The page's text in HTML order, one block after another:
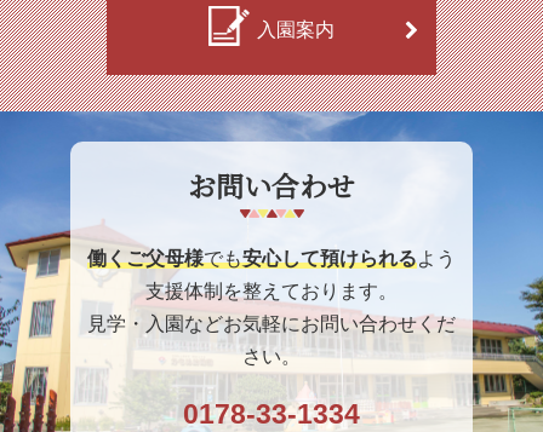
入園案内
お問い合わせ
働くご父母様でも安心して預けられるよう
支援体制を整えております。
見学・入園などお気軽にお問い合わせくだ
さい。
0178-33-1334